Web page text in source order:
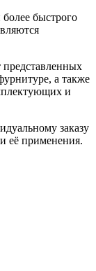
быстрого
представленных
а также
и
заказу
её применения.